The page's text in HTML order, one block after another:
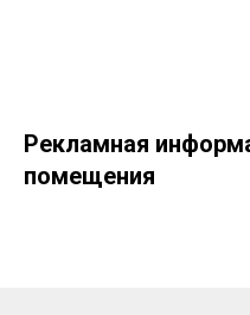
Рекламная
помещения